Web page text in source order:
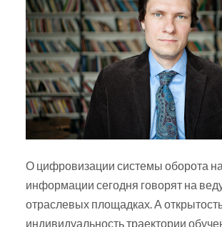
О цифровизации системы оборота
информации сегодня говорят на
отраслевых площадках. А
индивидуальность траектории